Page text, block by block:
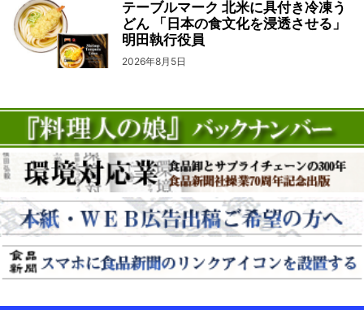
テーブルマーク 北米に具付き冷凍う
どん 「日本の食文化を浸透させる」
明田執行役員
2026年8月5日